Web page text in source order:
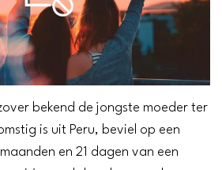
bekend de jongste moeder ter
is uit Peru, beviel op een
en 21 dagen van een